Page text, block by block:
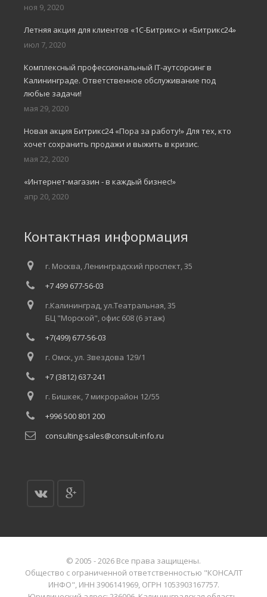
ноя 9, 2020
Летняя акция для клиентов «1С-Битрикс» и «Битрикс24»
июл 7, 2020
Комплексный профессиональный IT-аутсорсинг в
Калининграде. Ответственное обслуживание под
любые задачи!
мая 29, 2020
Новая акция Битрикс24 «Пора за работу!» Для тех, кто
хочет сохранить продажи и выжить в кризис.
мая 22, 2020
«Интернет-магазин - в каждый бизнес!»
апр 20, 2020
Контактная информация
г. Москва, Ленинградский проспект, 35
+7 499 677-56-03
г.Калининград, ул.Театральная, 35
БЦ "Морской", офис 608 (6 этаж)
+7(499) 677-56-03
г. Омск, ул. Звездова 129/1
+7 (3812) 637-241
г. Бишкек, 7 микрорайон 12/55
+996 500 801 200
consulting-sales@consult-info.ru
© 2005 - 2026 Все права защищены.
Общество с ограниченной ответственностью "КОНСАЛТ
ИНФО", ИНН 3906141969, ОГРН 1053903167757.